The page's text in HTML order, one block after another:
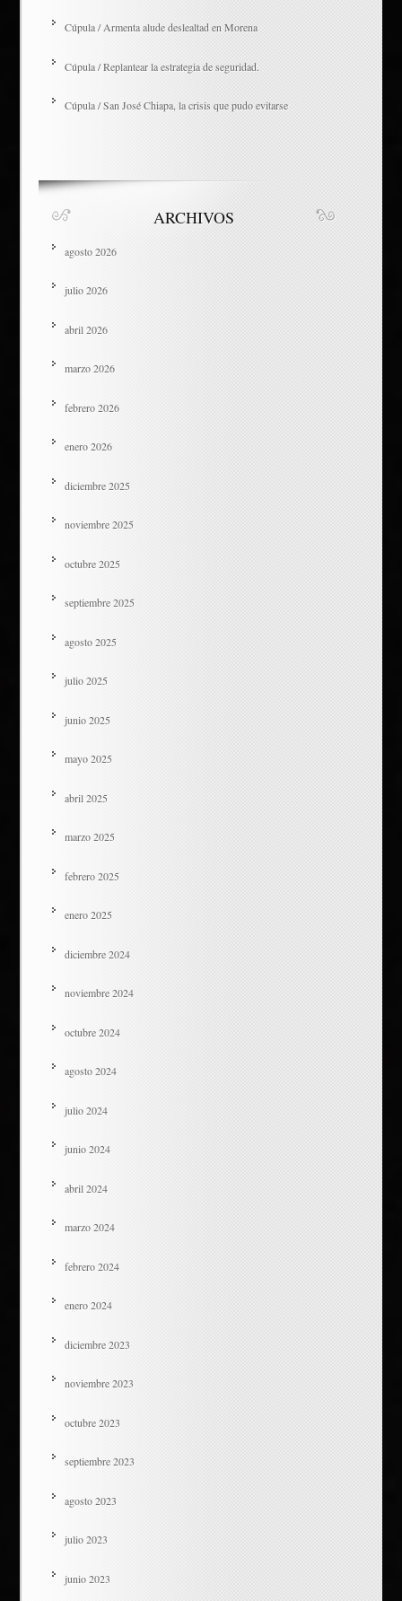
Cúpula / Armenta alude deslealtad en Morena
Cúpula / Replantear la estrategia de seguridad.
Cúpula / San José Chiapa, la crisis que pudo evitarse
ARCHIVOS
agosto 2026
julio 2026
abril 2026
marzo 2026
febrero 2026
enero 2026
diciembre 2025
noviembre 2025
octubre 2025
septiembre 2025
agosto 2025
julio 2025
junio 2025
mayo 2025
abril 2025
marzo 2025
febrero 2025
enero 2025
diciembre 2024
noviembre 2024
octubre 2024
agosto 2024
julio 2024
junio 2024
abril 2024
marzo 2024
febrero 2024
enero 2024
diciembre 2023
noviembre 2023
octubre 2023
septiembre 2023
agosto 2023
julio 2023
junio 2023